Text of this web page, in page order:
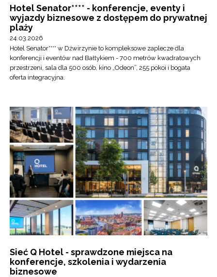
Hotel Senator**** - konferencje, eventy i
wyjazdy biznesowe z dostępem do prywatnej
plaży
24.03.2026
Hotel Senator**** w Dźwirzynie to kompleksowe zaplecze dla
konferencji i eventów nad Bałtykiem - 700 metrów kwadratowych
przestrzeni, sala dla 500 osób, kino „Odeon”, 255 pokoi i bogata
oferta integracyjna.
Sieć Q Hotel - sprawdzone miejsca na
konferencje, szkolenia i wydarzenia
biznesowe